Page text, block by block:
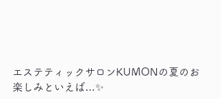
エステティックサロンKUMONの夏のお
楽しみといえば…✨